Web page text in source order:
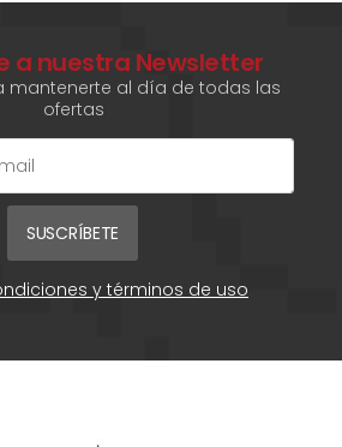
a nuestra Newsletter
mantenerte al día de todas las
ofertas
SUSCRÍBETE
y términos de uso